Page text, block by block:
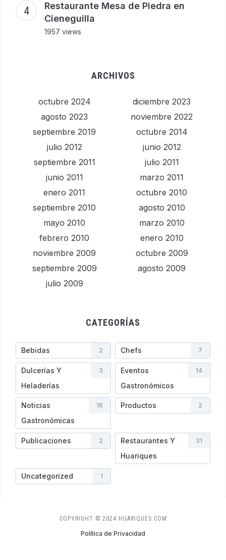
Restaurante Mesa de Piedra en
Cieneguilla
1957 views
ARCHIVOS
octubre 2024
diciembre 2023
agosto 2023
noviembre 2022
septiembre 2019
octubre 2014
julio 2012
junio 2012
septiembre 2011
julio 2011
junio 2011
marzo 2011
enero 2011
octubre 2010
septiembre 2010
agosto 2010
mayo 2010
marzo 2010
febrero 2010
enero 2010
noviembre 2009
octubre 2009
septiembre 2009
agosto 2009
julio 2009
CATEGORÍAS
Bebidas 2 Chefs 7
Dulcerías Y
Heladerí­as
3
Eventos
Gastronómicos
14
Noticias
Gastronómicas
16 Productos 2
Publicaciones 2
Restaurantes Y
Huariques
31
Uncategorized 1
COPYRIGHT © 2024 HUARIQUES.COM
Política de Privacidad